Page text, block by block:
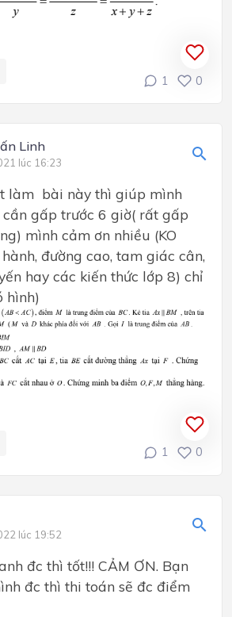
1 0
Linh
lúc 16:23
làm bài này thì giúp mình
gấp trước 6 giờ( rất gấp
mình cảm ơn nhiều (KO
đường cao, tam giác cân,
hay các kiến thức lớp 8) chỉ
hình)
1 0
lúc 19:52
đc thì tốt!!! CẢM ƠN. Bạn
đc thì thi toán sẽ đc điểm